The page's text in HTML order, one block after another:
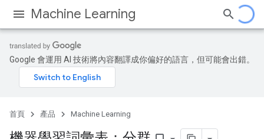
Machine Learning
Google 會運用 AI 技術將內容翻譯成你偏好的語言，但可能會出錯。
首頁 產品 Machine Learning